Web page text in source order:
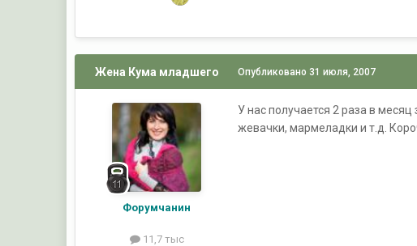
Жена Кума младшего
Форумчанин
11,7 тыс
Опубликовано 31 июля, 2007
У нас получается 2 раза в
жевачки, мармеладки и т.д.